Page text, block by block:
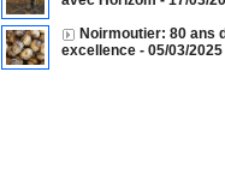
Noirmoutier: 80 ans
excellence - 05/03/2025